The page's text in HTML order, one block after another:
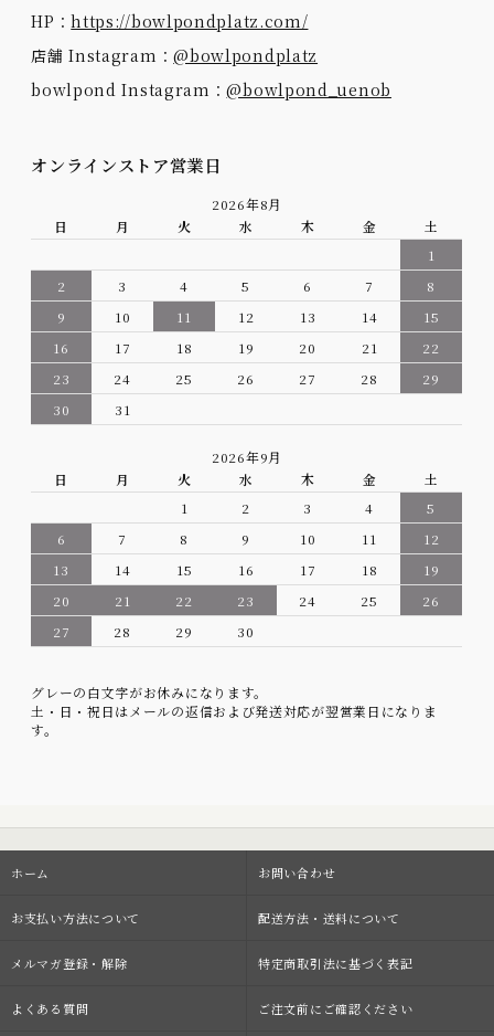
HP：https://bowlpondplatz.com/
店舗 Instagram：@bowlpondplatz
bowlpond Instagram：@bowlpond_uenob
オンラインストア営業日
2026年8月
日
月 火 水 木 金
土
1
2
3 4 5 6 7
8
9
10 11 12 13 14
15
16
17 18 19 20 21
22
23
24 25 26 27 28
29
30
31
2026年9月
日
月 火 水 木 金
土
1
2 3 4
5
6
7 8 9 10 11
12
13
14 15 16 17 18
19
20
21 22 23 24 25
26
27
28 29 30
グレーの白文字がお休みになります。
土・日・祝日はメールの返信および発送対応が翌営業日になりま
す。
ホーム お問い合わせ
お支払い方法について 配送方法・送料について
メルマガ登録・解除 特定商取引法に基づく表記
よくある質問 ご注文前にご確認ください